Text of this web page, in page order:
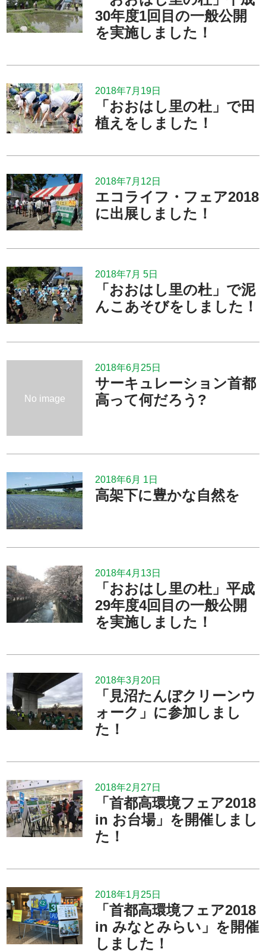
30年度1回目の一般公開
を実施しました！
2018年7月19日
「おおはし里の杜」で田
植えをしました！
2018年7月12日
エコライフ・フェア2018
に出展しました！
2018年7月 5日
「おおはし里の杜」で泥
んこあそびをしました！
No image
2018年6月25日
サーキュレーション首都
高って何だろう?
2018年6月 1日
高架下に豊かな自然を
2018年4月13日
「おおはし里の杜」平成
29年度4回目の一般公開
を実施しました！
2018年3月20日
「見沼たんぼクリーンウ
ォーク」に参加しまし
た！
2018年2月27日
「首都高環境フェア2018
in お台場」を開催しまし
た！
2018年1月25日
「首都高環境フェア2018
in みなとみらい」を開催
しました！